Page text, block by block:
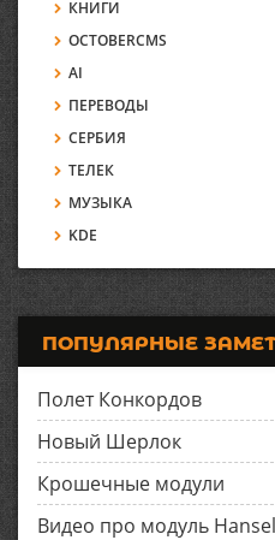
КНИГИ
OCTOBERCMS
AI
ПЕРЕВОДЫ
СЕРБИЯ
ТЕЛЕК
МУЗЫКА
KDE
ПОПУЛЯРНЫЕ
Полет Конкордов
Новый Шерлок
Крошечные модули
Видео про модуль Hansel